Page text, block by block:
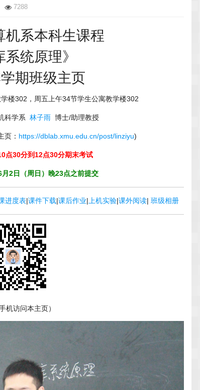
7288
机系本科生课程
系统原理》
期班级主页
楼302，周五上午34节学生公寓教学楼302
科学系 林子雨博士/助理教授
页： https://dblab.xmu.edu.cn/post/linziyu)
点30分到12点30分期末考试
2日（周日）晚23点之前提交
进度表|课件下载|课后作业|上机实验|课外阅读| 班级相册
机访问本主页）